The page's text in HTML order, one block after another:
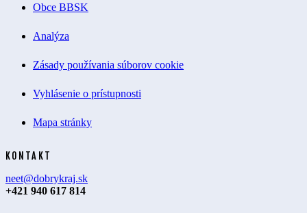
Obce BBSK
Analýza
Zásady používania súborov cookie
Vyhlásenie o prístupnosti
Mapa stránky
KONTAKT
neet@dobrykraj.sk
+421 940 617 814